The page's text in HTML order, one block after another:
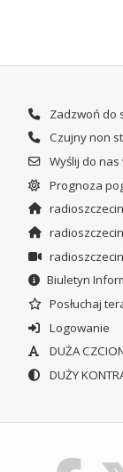
Zadzwoń do
Czujny non
Wyślij do
Prognoza
Biuletyn
Posłuchaj
Logowanie
DUŻA
DUŻY